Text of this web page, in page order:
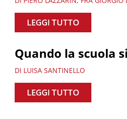
LEGGI TUTTO
Quando la scuola
DI LUISA SANTINELLO
LEGGI TUTTO